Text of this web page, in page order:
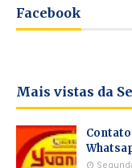
Facebook
Mais vistas da